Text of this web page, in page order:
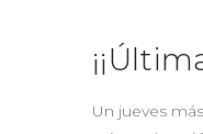
Un jueves